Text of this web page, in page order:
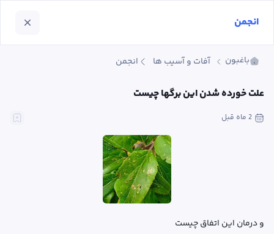
باغبون آفات و آسیب ها انجمن
علت خورده شدن این برگها چیست
2 ماه قبل
و درمان این اتفاق چیست
انجمن